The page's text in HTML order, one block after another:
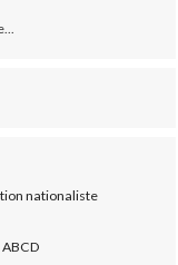
nationaliste
ABCD